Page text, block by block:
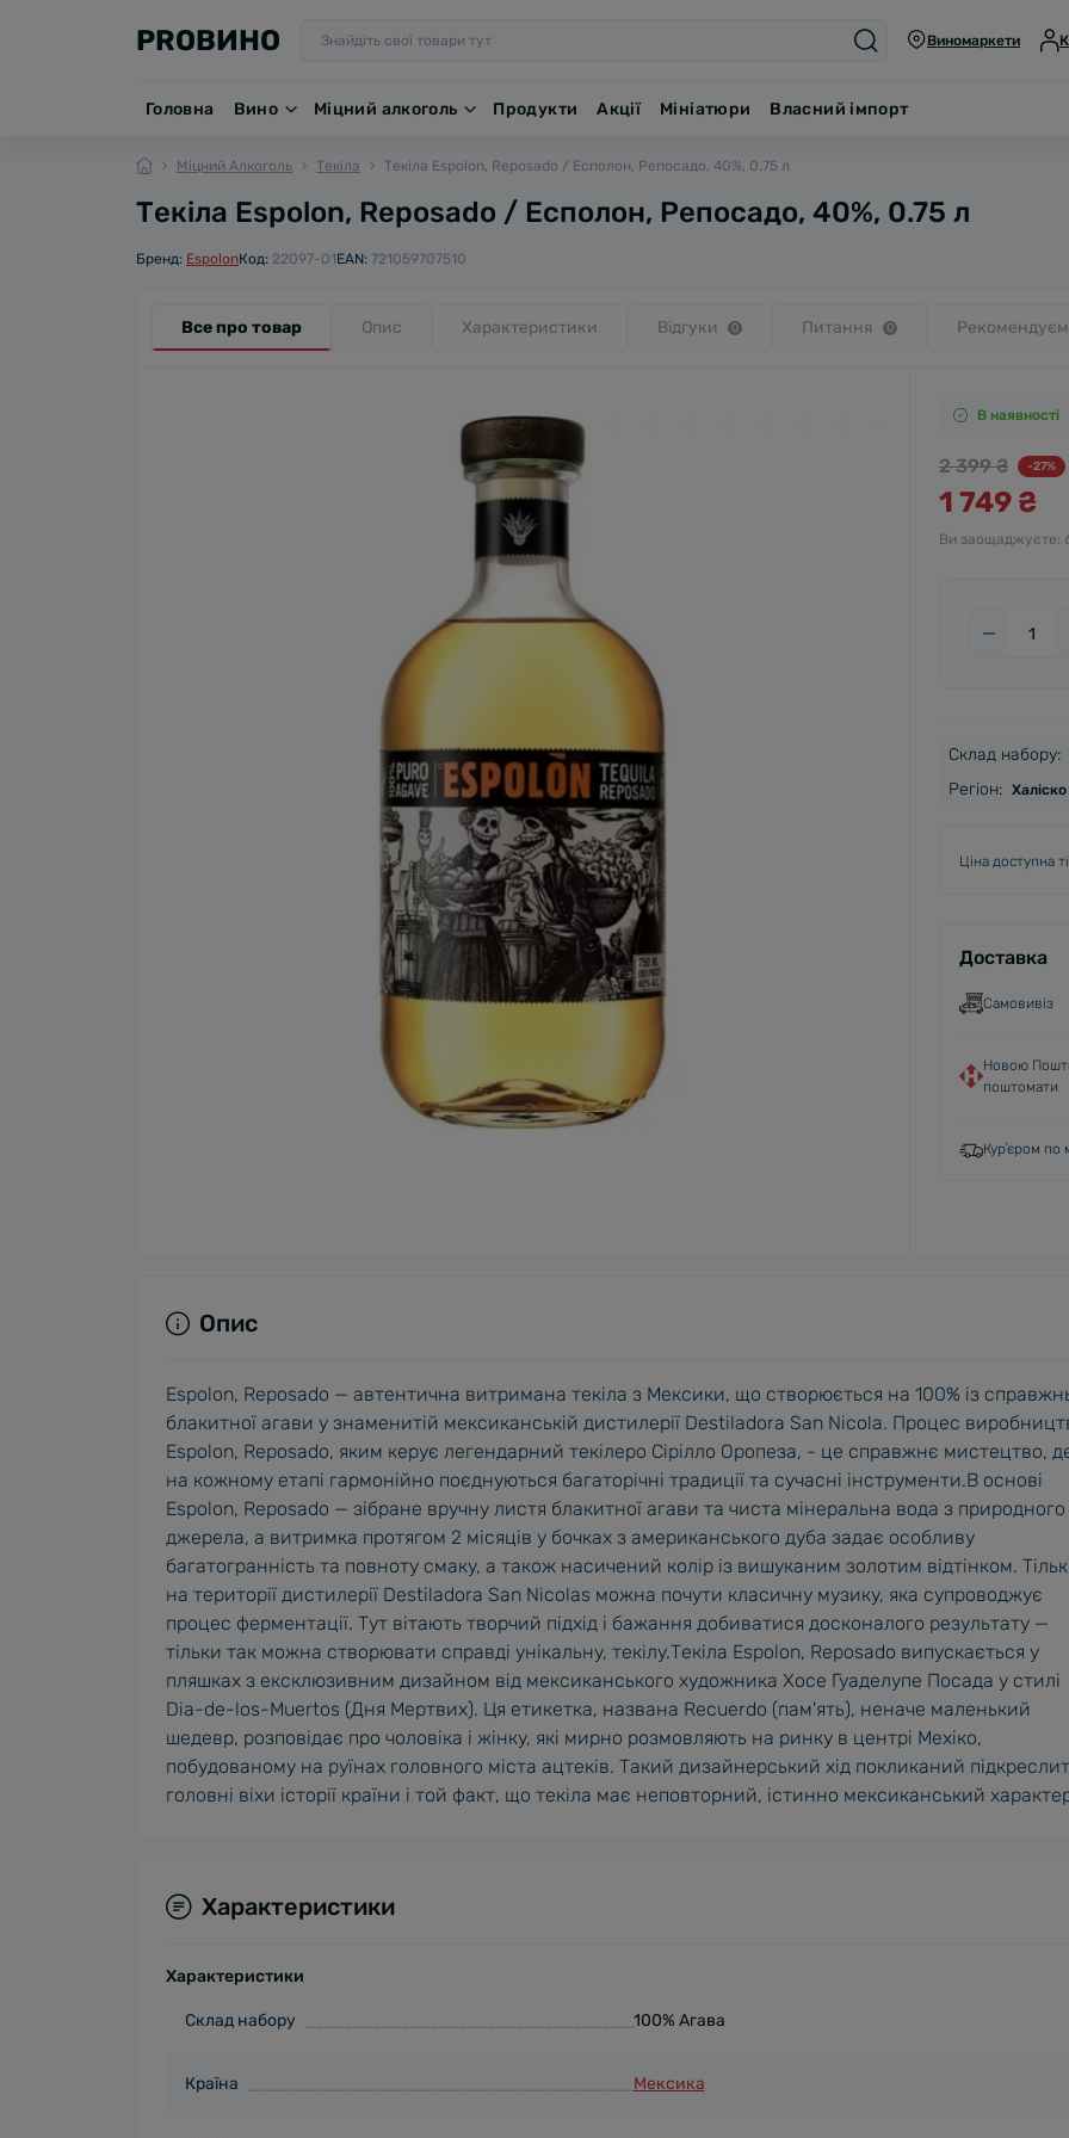
PROВИНО Виномаркети
Головна Вино Міцний алкоголь Продукти Акції Мініатюри Власний імпорт
Міцний Алкоголь Текіла Текіла Espolon, Reposado / Есполон, Репосадо, 40%, 0.75 л
Текіла Espolon, Reposado / Есполон, Репосадо, 40%, 0.75 л
Бренд: EspolonКод: 22097-01EAN: 721059707510
Все про товар Опис Характеристики Відгуки 0 Питання 0
В наявності
2 399 ₴ -27%
1 749 ₴
Ви заощаджуєте:
Cклад набору:
Регіон:
Халіско
Ціна доступна
Доставка
Самовивіз
Новою
поштомати
Курʼєром по
Опис
Espolon, Reposado — автентична витримана текіла з Мексики, що створюється на 100% із
блакитної агави у знаменитій мексиканській дистилерії Destiladora San Nicola. Процес
Espolon, Reposado, яким керує легендарний текілеро Сірілло Оропеза, - це справжнє мистецтво,
на кожному етапі гармонійно поєднуються багаторічні традиції та сучасні інструменти.В основі
Espolon, Reposado — зібране вручну листя блакитної агави та чиста мінеральна вода з природного
джерела, а витримка протягом 2 місяців у бочках з американського дуба задає особливу
багатогранність та повноту смаку, а також насичений колір із вишуканим золотим відтінком.
на території дистилерії Destiladora San Nicolas можна почути класичну музику, яка супроводжує
процес ферментації. Тут вітають творчий підхід і бажання добиватися досконалого результату —
тільки так можна створювати справді унікальну, текілу.Текіла Espolon, Reposado випускається у
пляшках з ексклюзивним дизайном від мексиканського художника Хосе Гуаделупе Посада у стилі
Dia-de-los-Muertos (Дня Мертвих). Ця етикетка, названа Recuerdo (пам'ять), неначе маленький
шедевр, розповідає про чоловіка і жінку, які мирно розмовляють на ринку в центрі Мехіко,
побудованому на руїнах головного міста ацтеків. Такий дизайнерський хід покликаний
головні віхи історії країни і той факт, що текіла має неповторний, істинно мексиканський
Характеристики
Характеристики
Cклад набору 100% Агава
Країна Мексика